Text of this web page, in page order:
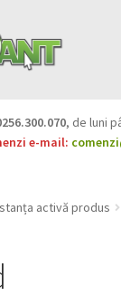
, de luni
e-mail:
activă produs